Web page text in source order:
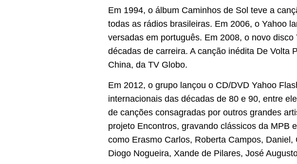
Em 1994, o álbum Caminhos de Sol teve a
todas as rádios brasileiras. Em 2006, o Yahoo
versadas em português. Em 2008, o novo
décadas de carreira. A canção inédita De Volta
China, da TV Globo.
Em 2012, o grupo lançou o CD/DVD Yahoo
internacionais das décadas de 80 e 90, entre
de canções consagradas por outros grandes
projeto Encontros, gravando clássicos da MPB
como Erasmo Carlos, Roberta Campos,
Diogo Nogueira, Xande de Pilares, José